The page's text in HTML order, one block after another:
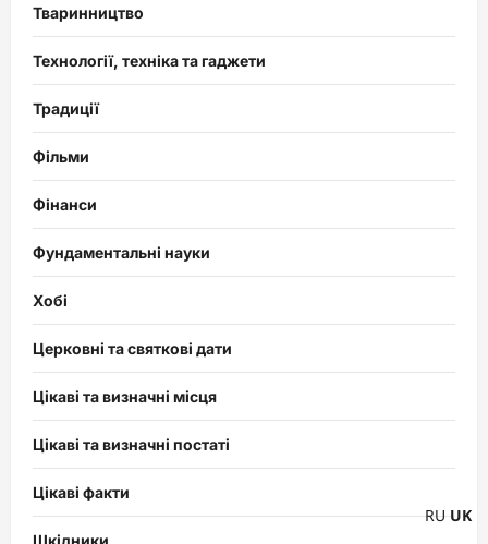
Тваринництво
Технології, техніка та гаджети
Традиції
Фільми
Фінанси
Фундаментальні науки
Хобі
Церковні та святкові дати
Цікаві та визначні місця
Цікаві та визначні постаті
Цікаві факти
Шкідники
RU UK